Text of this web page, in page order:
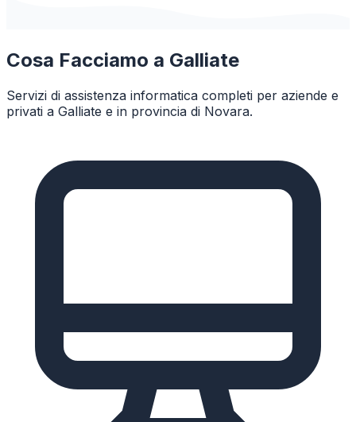
Cosa Facciamo a Galliate
Servizi di assistenza informatica completi per aziende e
privati a Galliate e in provincia di Novara.